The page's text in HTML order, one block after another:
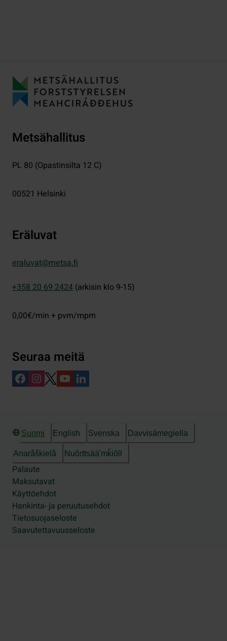
Metsähallitus
PL 80 (Opastinsilta 12 C)
00521 Helsinki
Eräluvat
eraluvat@metsa.fi
+358 20 69 2424 (arkisin klo 9-15)
0,00€/min + pvm/mpm
Seuraa meitä
Suomi English Svenska Davvisámegiella
Anarâškielâ Nuõrttsääʹmǩiõll
Palaute
Maksutavat
Käyttöehdot
Hankinta- ja peruutusehdot
Tietosuojaseloste
Saavutettavuusseloste